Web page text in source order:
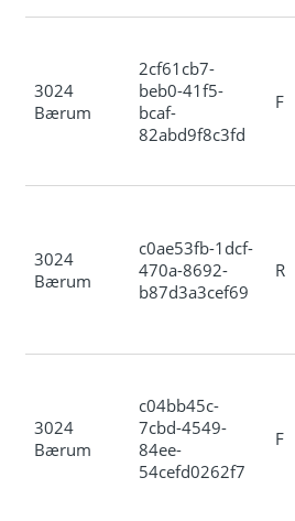
3024
Bærum
2cf61cb7-
beb0-41f5-
bcaf-
82abd9f8c3fd
F
3024
Bærum
c0ae53fb-1dcf-
470a-8692-
b87d3a3cef69
R
3024
Bærum
c04bb45c-
7cbd-4549-
84ee-
54cefd0262f7
F